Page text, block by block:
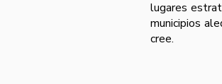
lugares
municipios
cree.